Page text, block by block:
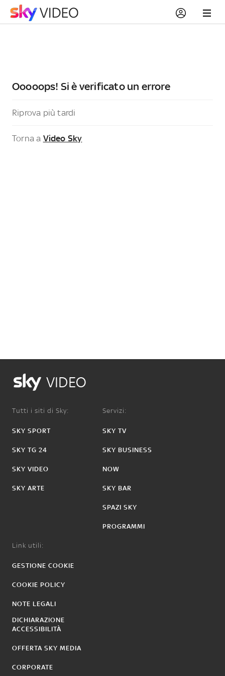
Ooooops! Si è verificato un errore
Riprova più tardi
Torna a Video Sky
VIDEO
Tutti i siti di Sky:
SKY SPORT
SKY TG 24
SKY VIDEO
SKY ARTE
Servizi:
SKY TV
SKY BUSINESS
NOW
SKY BAR
SPAZI SKY
PROGRAMMI
Link utili:
GESTIONE COOKIE
COOKIE POLICY
NOTE LEGALI
DICHIARAZIONE
ACCESSIBILITÀ
OFFERTA SKY MEDIA
CORPORATE